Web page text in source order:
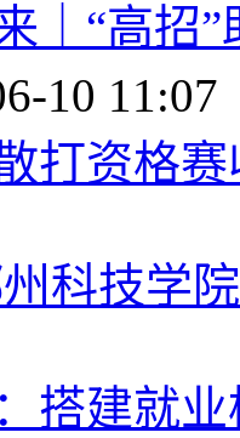
｜“高招
10 11:07
打资格
科技学
搭建就